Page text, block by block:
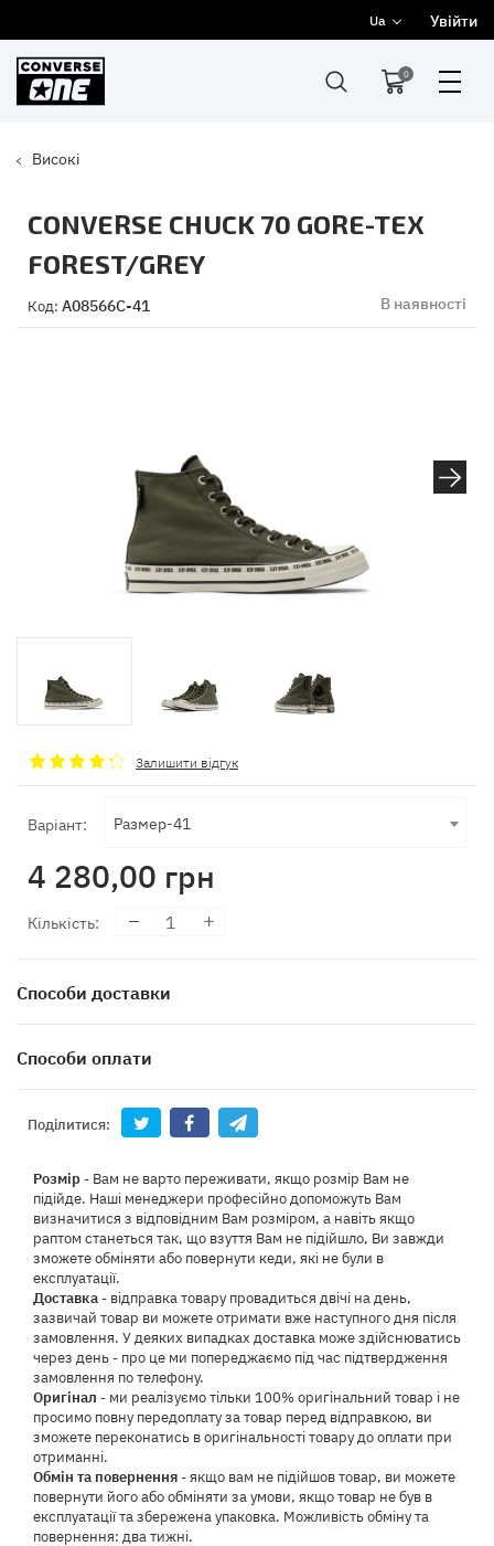
Ua Увійти
0
Високі
CONVERSE CHUCK 70 GORE-TEX
FOREST/GREY
Код: A08566C-41 В наявності
Залишити відгук
Варіант: Размер-41
4 280,00 грн
Кількість:
Способи доставки
Способи оплати
Поділитися:
Розмір - Вам не варто переживати, якщо розмір Вам не
підійде. Наші менеджери професійно допоможуть Вам
визначитися з відповідним Вам розміром, а навіть якщо
раптом станеться так, що взуття Вам не підійшло, Ви завжди
зможете обміняти або повернути кеди, які не були в
експлуатації.
Доставка - відправка товару провадиться двічі на день,
зазвичай товар ви можете отримати вже наступного дня після
замовлення. У деяких випадках доставка може здійснюватись
через день - про це ми попереджаємо під час підтвердження
замовлення по телефону.
Оригінал - ми реалізуємо тільки 100% оригінальний товар і не
просимо повну передоплату за товар перед відправкою, ви
зможете переконатись в оригінальності товару до оплати при
отриманні.
Обмін та повернення - якщо вам не підійшов товар, ви можете
повернути його або обміняти за умови, якщо товар не був в
експлуатації та збережена упаковка. Можливість обміну та
повернення: два тижні.